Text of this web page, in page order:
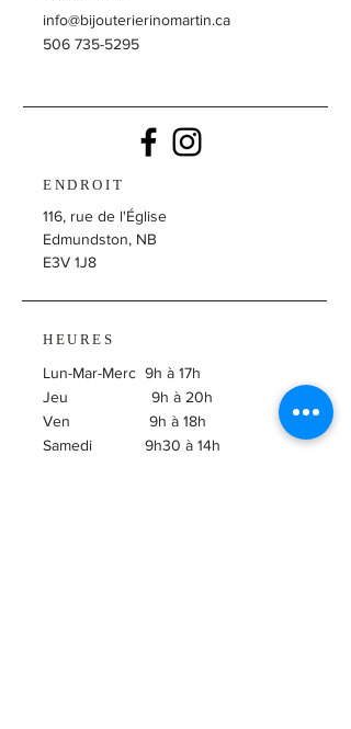
info@bijouterierinomartin.ca
506 735-5295
ENDROIT
116, rue de l'Église
Edmundston, NB
E3V 1J8
HEURES
Lun-Mar-Merc 9h à 17h
Jeu 9h à 20h
Ven 9h à 18h
Samedi 9h30 à 14h